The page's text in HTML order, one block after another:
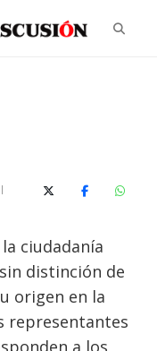
X (Twitter)Facebook
ciudadanía
distinción de
origen en la
representantes
a los